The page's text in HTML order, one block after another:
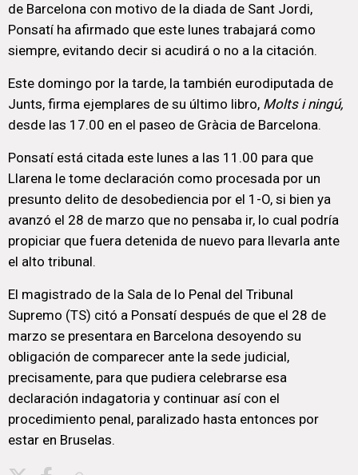
de Barcelona con motivo de la diada de Sant Jordi,
Ponsatí ha afirmado que este lunes trabajará como
siempre, evitando decir si acudirá o no a la citación.
Este domingo por la tarde, la también eurodiputada de
Junts, firma ejemplares de su último libro, Molts i ningú,
desde las 17.00 en el paseo de Gràcia de Barcelona.
Ponsatí está citada este lunes a las 11.00 para que
Llarena le tome declaración como procesada por un
presunto delito de desobediencia por el 1-O, si bien ya
avanzó el 28 de marzo que no pensaba ir, lo cual podría
propiciar que fuera detenida de nuevo para llevarla ante
el alto tribunal.
El magistrado de la Sala de lo Penal del Tribunal
Supremo (TS) citó a Ponsatí después de que el 28 de
marzo se presentara en Barcelona desoyendo su
obligación de comparecer ante la sede judicial,
precisamente, para que pudiera celebrarse esa
declaración indagatoria y continuar así con el
procedimiento penal, paralizado hasta entonces por
estar en Bruselas.